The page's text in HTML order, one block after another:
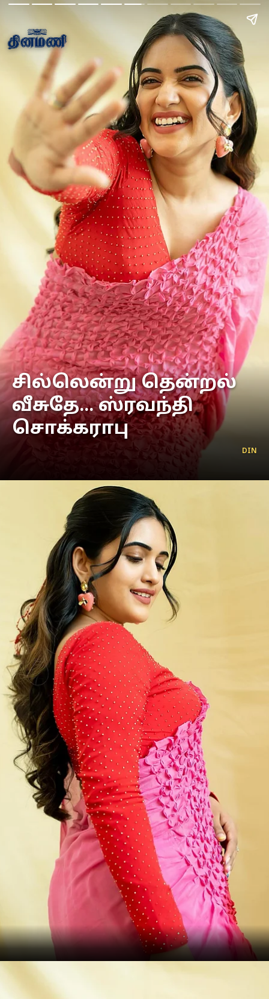
சில்லென்று தென்றல்
வீசுதே... ஸ்ரவந்தி
சொக்கராபு
DIN